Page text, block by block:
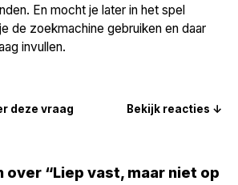
En mocht je later in het spel
de zoekmachine gebruiken en daar
invullen.
deze vraag Bekijk reacties ↓
over “Liep vast, maar niet op